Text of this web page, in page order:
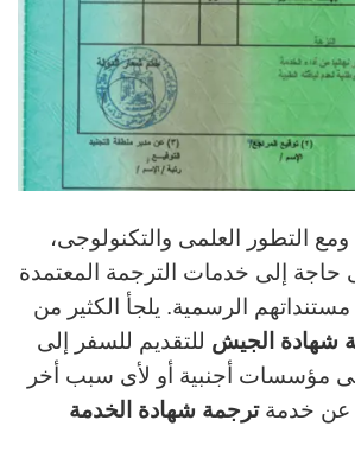
التطور العلمى والتكنولوجى،
حاجة إلى خدمات الترجمة المعتمدة
الرسمية. يلجأ الكثير من
شهادة الجيش للتقديم للسفر إلى
مؤسسات أجنبية أو لأى سبب أخر
عن خدمةترجمة شهادة الخدمة